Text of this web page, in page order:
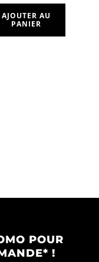
AJOUTER AU
PANIER
POUR
!